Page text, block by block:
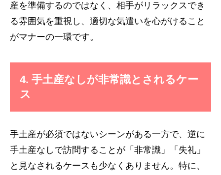
産を準備するのではなく、相手がリラックスでき
る雰囲気を重視し、適切な気遣いを心がけること
がマナーの一環です。
4. 手土産なしが非常識とされるケー
ス
手土産が必須ではないシーンがある一方で、逆に
手土産なしで訪問することが「非常識」「失礼」
と見なされるケースも少なくありません。特に、